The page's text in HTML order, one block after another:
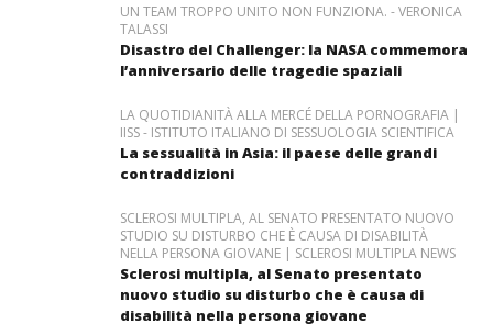
UN TEAM TROPPO UNITO NON FUNZIONA. - VERONICA
TALASSI
Disastro del Challenger: la NASA commemora
l’anniversario delle tragedie spaziali
LA QUOTIDIANITÀ ALLA MERCÉ DELLA PORNOGRAFIA |
IISS - ISTITUTO ITALIANO DI SESSUOLOGIA SCIENTIFICA
La sessualità in Asia: il paese delle grandi
contraddizioni
SCLEROSI MULTIPLA, AL SENATO PRESENTATO NUOVO
STUDIO SU DISTURBO CHE È CAUSA DI DISABILITÀ
NELLA PERSONA GIOVANE | SCLEROSI MULTIPLA NEWS
Sclerosi multipla, al Senato presentato
nuovo studio su disturbo che è causa di
disabilità nella persona giovane